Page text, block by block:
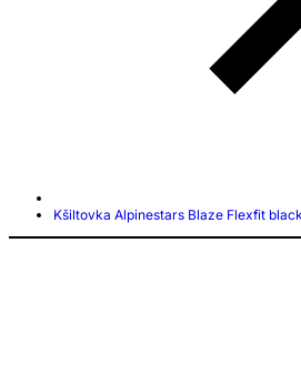
Kšiltovka Alpinestars Blaze Flexfit